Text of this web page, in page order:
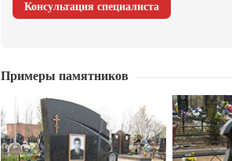
Консультация специалиста
Примеры памятников